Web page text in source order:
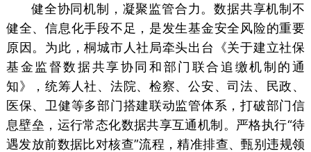
健全协同机制，凝聚监管合力。数据共享机制不
健全、信息化手段不足，是发生基金安全风险的重要
原因。为此，桐城市人社局牵头出台《关于建立社保
基金监督数据共享协同和部门联合追缴机制的通
知》，统筹人社、法院、检察、公安、司法、民政、
医保、卫健等多部门搭建联动监管体系，打破部门信
息壁垒，运行常态化数据共享互通机制。严格执行“待
遇发放前数据比对核查”流程，精准排查、甄别违规领